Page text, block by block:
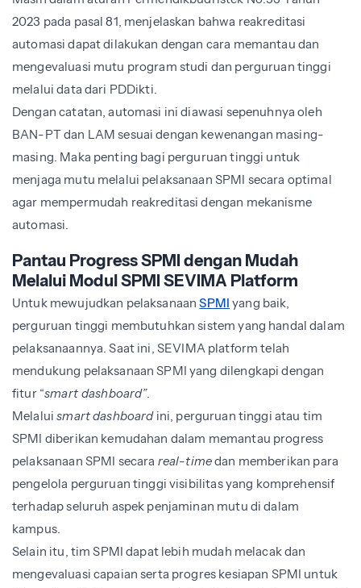
2023 pada pasal 81, menjelaskan bahwa reakreditasi
automasi dapat dilakukan dengan cara memantau dan
mengevaluasi mutu program studi dan perguruan tinggi
melalui data dari PDDikti.
Dengan catatan, automasi ini diawasi sepenuhnya oleh
BAN-PT dan LAM sesuai dengan kewenangan masing-
masing. Maka penting bagi perguruan tinggi untuk
menjaga mutu melalui pelaksanaan SPMI secara optimal
agar mempermudah reakreditasi dengan mekanisme
automasi.
Pantau Progress SPMI dengan Mudah
Melalui Modul SPMI SEVIMA Platform
Untuk mewujudkan pelaksanaanSPMI yang baik,
perguruan tinggi membutuhkan sistem yang handal dalam
pelaksanaannya. Saat ini, SEVIMA platform telah
mendukung pelaksanaan SPMI yang dilengkapi dengan
fitur “smart dashboard”.
Melaluismart dashboard ini, perguruan tinggi atau tim
SPMI diberikan kemudahan dalam memantau progress
pelaksanaan SPMI secara real-timedan memberikan para
pengelola perguruan tinggi visibilitas yang komprehensif
terhadap seluruh aspek penjaminan mutu di dalam
kampus.
Selain itu, tim SPMI dapat lebih mudah melacak dan
mengevaluasi capaian serta progres kesiapan SPMI untuk